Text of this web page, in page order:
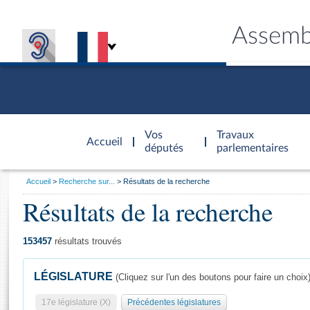
Accueil
d'accueil
Vos
députés
Travaux
parlementaires
Général
Vous
Accueil Recherche sur... Résultats de la recherche
Résultats de la recherche
153457 résultats trouvés
LÉGISLATURE (Cliquez sur l'un des boutons pour faire un choix)
17e législature (X) Précédentes législatures